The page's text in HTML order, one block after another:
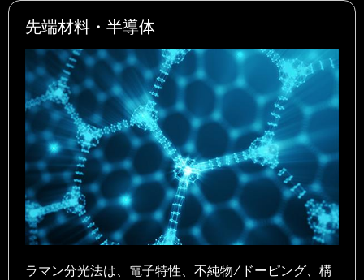
先端材料・半導体
ラマン分光法は、電子特性、不純物/ドーピング、構